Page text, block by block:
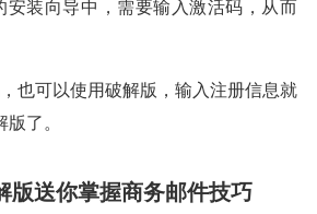
安装向导中，需要输入激活码，从而
也可以使用破解版，输入注册信息就
了。
版送你掌握商务邮件技巧